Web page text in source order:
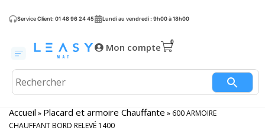
Service Client: 01 48 96 24 45 Lundi au vendredi : 9h00 à 18h00
Mon compte
Accueil » Placard et armoire Chauffante » 600 ARMOIRE
CHAUFFANT BORD RELEVÉ 1400